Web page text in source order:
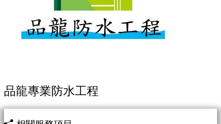
品龍專業防水工程